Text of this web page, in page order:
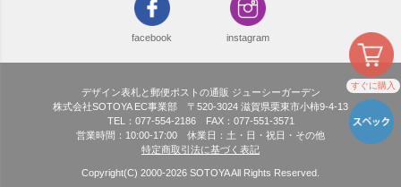
すぐに購入
facebook instagram
デザイン表札と郵便ポストの通販 ジューシーガーデン
株式会社SOTOYA EC事業部 〒520-3024 滋賀県栗東市小柿9-4-13
TEL：077-554-2186 FAX：077-551-3571
営業時間：10:00-17:00 休業日：土・日・祝日・その他
特定商取引法に基づく表記
Copyright(C) 2000-2026 SOTOYA All Rights Reserved.